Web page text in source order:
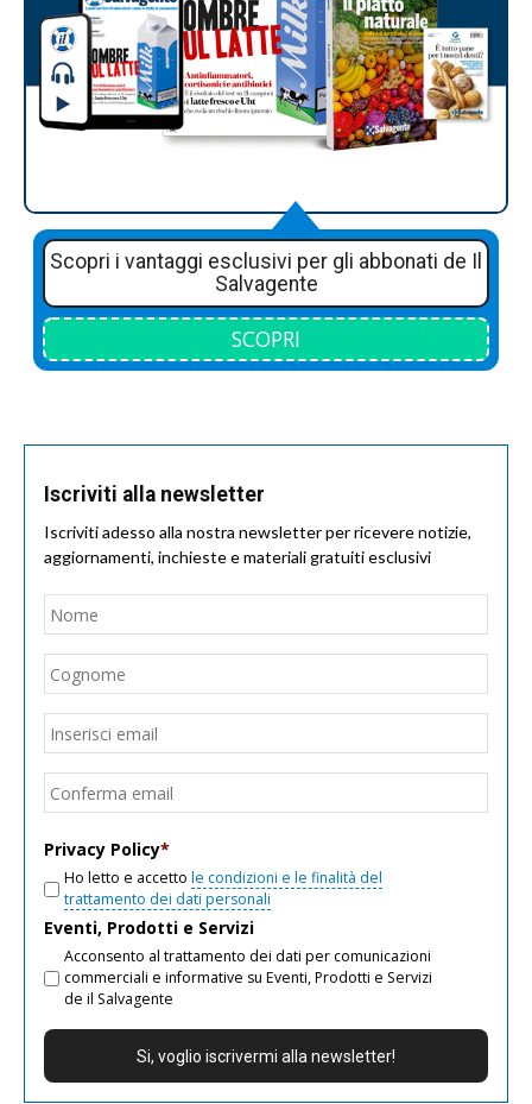
Scopri i vantaggi esclusivi per gli abbonati de Il
Salvagente
SCOPRI
Iscriviti alla newsletter
Iscriviti adesso alla nostra newsletter per ricevere notizie,
aggiornamenti, inchieste e materiali gratuiti esclusivi
Nome
Email
Privacy Policy*
Ho letto e accetto le condizioni e le finalità del
trattamento dei dati personali
Eventi, Prodotti e Servizi
Acconsento al trattamento dei dati per comunicazioni
commerciali e informative su Eventi, Prodotti e Servizi
de il Salvagente